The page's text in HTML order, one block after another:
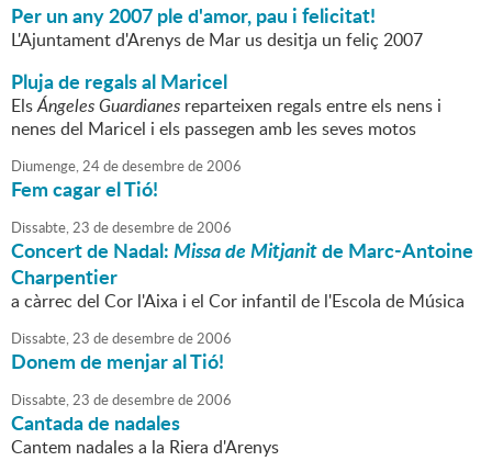
Per un any 2007 ple d'amor, pau i felicitat!
L'Ajuntament d'Arenys de Mar us desitja un feliç 2007
Pluja de regals al Maricel
ElsÁngeles Guardianes reparteixen regals entre els nens i
nenes del Maricel i els passegen amb les seves motos
Diumenge,24dedesembrede2006
Fem cagar el Tió!
Dissabte,23 dedesembrede2006
Concert de Nadal:Missa de Mitjanitde Marc-Antoine
Charpentier
a càrrec del Cor l'Aixa i el Cor infantil de l'Escola de Música
Dissabte,23 dedesembrede2006
Donem de menjar al Tió!
Dissabte,23 dedesembrede2006
Cantada de nadales
Cantem nadales a la Riera d'Arenys